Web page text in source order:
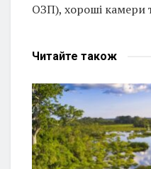
ОЗП), хороші камери
Читайте також